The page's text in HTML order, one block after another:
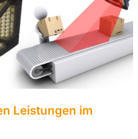
Leistungen im